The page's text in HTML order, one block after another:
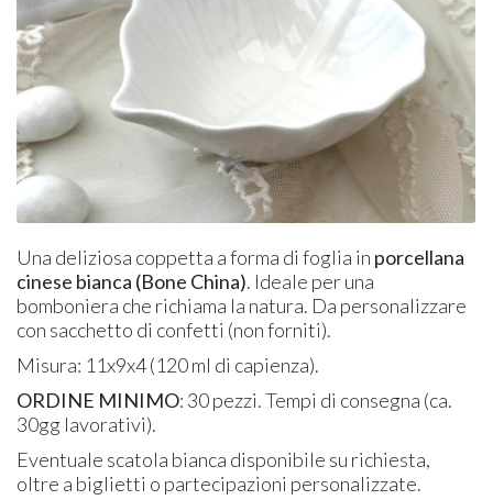
Una deliziosa coppetta a forma di foglia in porcellana
cinese bianca (Bone China). Ideale per una
bomboniera che richiama la natura. Da personalizzare
con sacchetto di confetti (non forniti).
Misura: 11x9x4 (120 ml di capienza).
ORDINE MINIMO: 30 pezzi. Tempi di consegna (ca.
30gg lavorativi).
Eventuale scatola bianca disponibile su richiesta,
oltre a biglietti o partecipazioni personalizzate.